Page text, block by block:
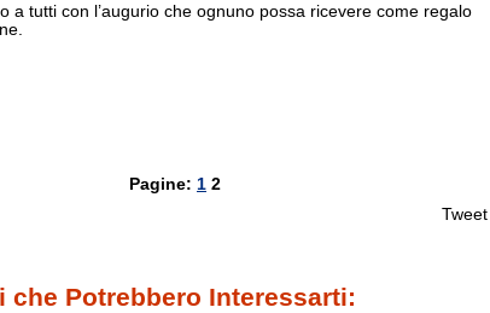
a tutti con l’augurio che ognuno possa ricevere come regalo
Pagine: 1 2
Tweet
che Potrebbero Interessarti: